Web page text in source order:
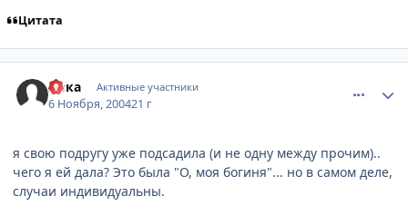
Цитата
Авка Активные участники
6 Ноября, 200421 г
я свою подругу уже подсадила (и не одну между прочим)..
чего я ей дала? Это была "О, моя богиня"... но в самом деле,
случаи индивидуальны.